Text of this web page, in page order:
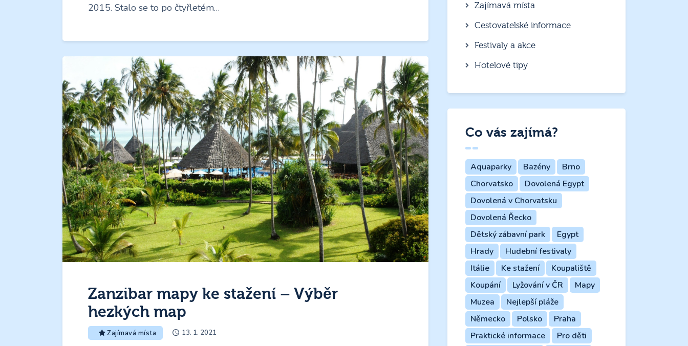
2015. Stalo se to po čtyřletém…
Zanzibar mapy ke stažení – Výběr
hezkých map
Zajímavá místa 13. 1. 2021
Zajímavá místa
Cestovatelské informace
Festivaly a akce
Hotelové tipy
Co vás zajímá?
Aquaparky Bazény
Brno
Chorvatsko
Dovolená Egypt
Dovolená v Chorvatsku
Dovolená Řecko
Dětský zábavní park
Egypt
Hrady
Hudební festivaly
Itálie
Ke stažení
Koupaliště
Koupání
Lyžování v ČR
Mapy
Muzea
Nejlepší pláže
Německo
Polsko
Praha
Praktické informace
Pro děti